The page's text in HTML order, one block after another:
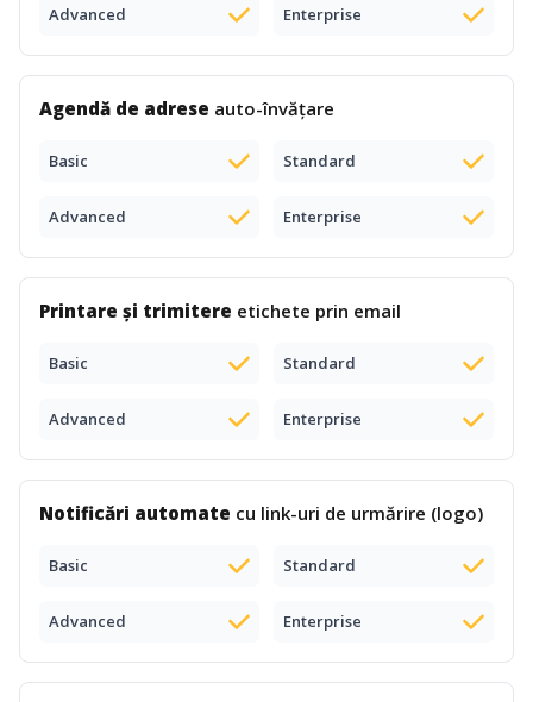
Advanced Enterprise
Agendă de adrese auto-învățare
Basic Standard
Advanced Enterprise
Printare și trimitere etichete prin email
Basic Standard
Advanced Enterprise
Notificări automate cu link-uri de urmărire (logo)
Basic Standard
Advanced Enterprise